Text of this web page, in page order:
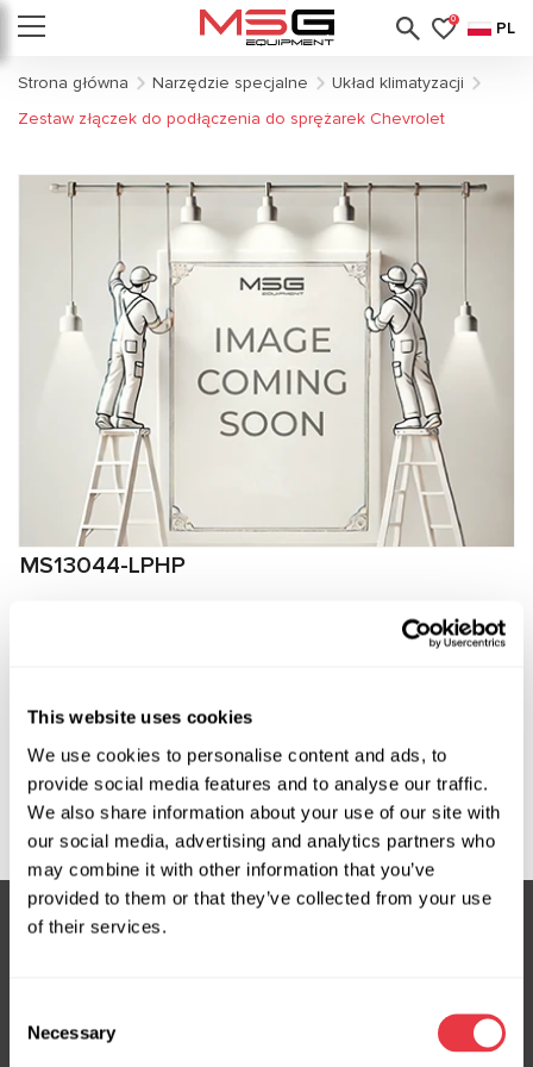
This website uses cookies
We use cookies to personalise content and ads, to
provide social media features and to analyse our traffic.
We also share information about your use of our site with
our social media, advertising and analytics partners who
may combine it with other information that you’ve
provided to them or that they’ve collected from your use
of their services.
Selection
Necessary
0 PL
Strona główna Narzędzie specjalne
Układ klimatyzacji
Zestaw złączek do podłączenia do sprężarek Chevrolet
MS13044-LPHP
Zapytaj o cenę